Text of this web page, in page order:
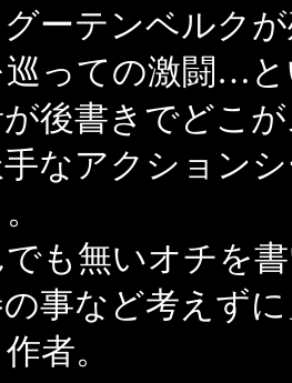
ーテンベルク
っての激闘…と
後書きでどこ
なアクション
も無いオチを
の事など考えず
者。